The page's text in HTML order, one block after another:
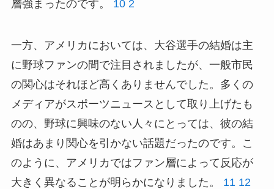
層強まったのです。 10 2
一方、アメリカにおいては、大谷選手の結婚は主
に野球ファンの間で注目されましたが、一般市民
の関心はそれほど高くありませんでした。多くの
メディアがスポーツニュースとして取り上げたも
のの、野球に興味のない人々にとっては、彼の結
婚はあまり関心を引かない話題だったのです。こ
のように、アメリカではファン層によって反応が
大きく異なることが明らかになりました。 11 12